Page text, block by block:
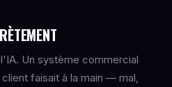
Un système commercial
faisait à la main — mal,